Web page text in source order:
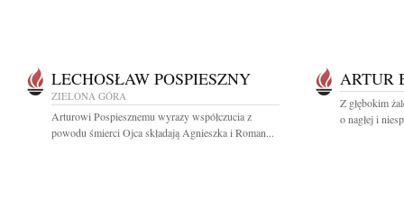
LECHOSŁAW POSPIESZNY
ZIELONA GÓRA
Arturowi Pospiesznemu wyrazy współczucia z
powodu śmierci Ojca składają Agnieszka i Roman...
ARTUR
Z głębokim
o nagłej i